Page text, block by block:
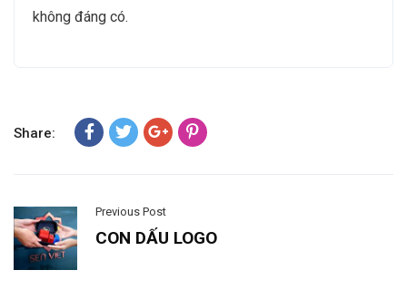
không đáng có.
Share:
Previous Post
CON DẤU LOGO